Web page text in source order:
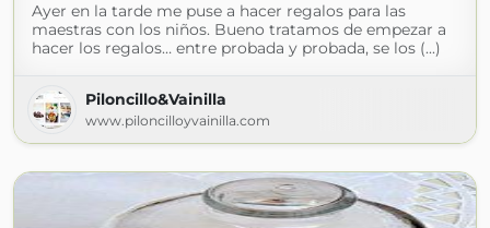
Ayer en la tarde me puse a hacer regalos para las
maestras con los niños. Bueno tratamos de empezar a
hacer los regalos… entre probada y probada, se los (...)
Piloncillo&Vainilla
www.piloncilloyvainilla.com